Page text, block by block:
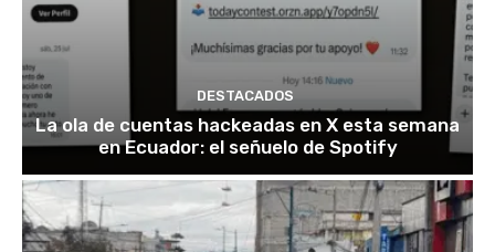
DESTACADOS
La ola de cuentas hackeadas en X esta semana
en Ecuador: el señuelo de Spotify